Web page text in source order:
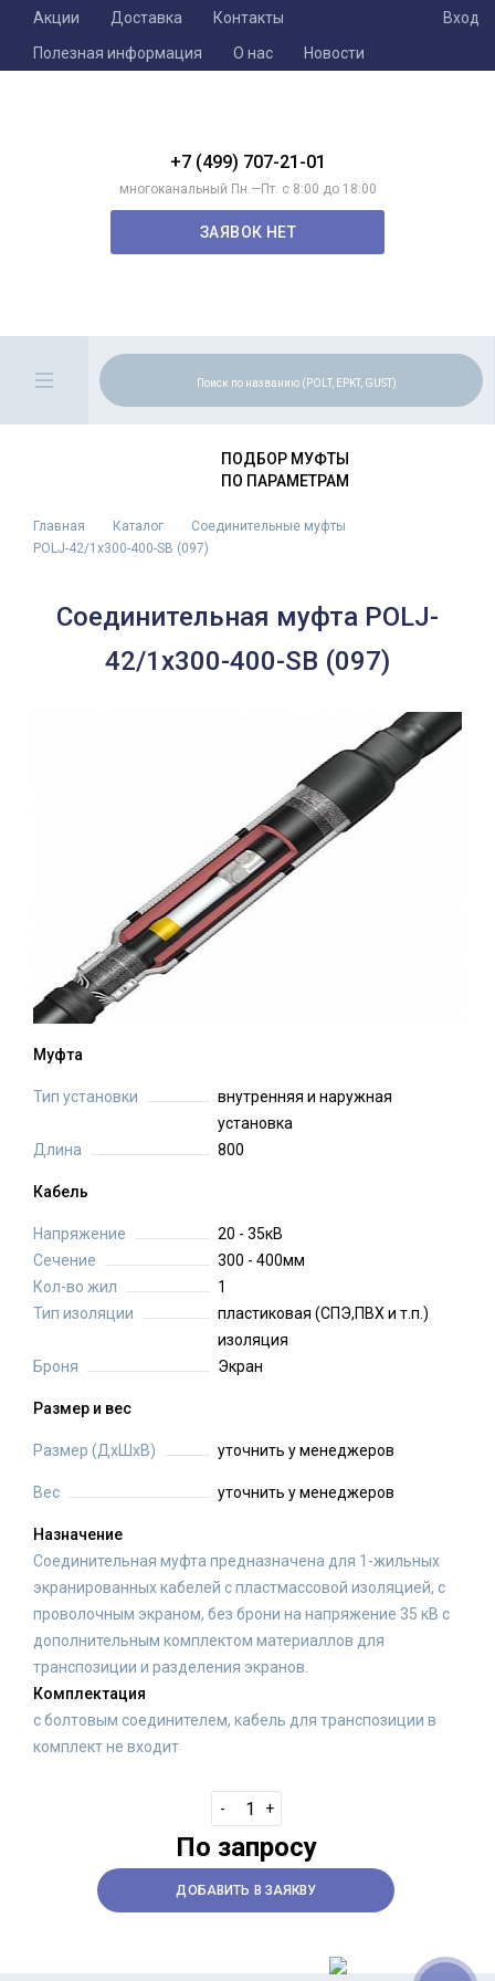
Акции Доставка
Контакты
Полезная информация
О нас Новости
Вход
+7 (499) 707-21-01
многоканальный Пн.—Пт. с 8:00 до 18:00
ЗАЯВОК НЕТ
ПОДБОР МУФТЫ
ПО ПАРАМЕТРАМ
Главная Каталог
Соединительные муфты
POLJ-42/1x300-400-SB (097)
Соединительная муфта POLJ-
42/1x300-400-SB (097)
Муфта
Тип установки
внутренняя и наружная
установка
Длина
800
Кабель
Напряжение
20 - 35кВ
Сечение
300 - 400мм
Кол-во жил
1
Тип изоляции
пластиковая (СПЭ,ПВХ и т.п.)
изоляция
Броня
Экран
Размер и вес
Размер (ДхШхВ) уточнить у менеджеров
Вес уточнить у менеджеров
Назначение
Соединительная муфта предназначена для 1-жильных
экранированных кабелей с пластмассовой изоляцией, с
проволочным экраном, без брони на напряжение 35 кВ с
дополнительным комплектом материаллов для
транспозиции и разделения экранов.
Комплектация
с болтовым соединителем, кабель для транспозиции в
комплект не входит
- +
По запросу
ДОБАВИТЬ В ЗАЯКВУ